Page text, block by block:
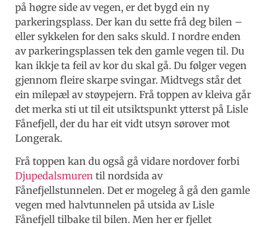
på høgre side av vegen, er det bygd ein ny
parkeringsplass. Der kan du sette frå deg bilen –
eller sykkelen for den saks skuld. I nordre enden
av parkeringsplassen tek den gamle vegen til. Du
kan ikkje ta feil av kor du skal gå. Du følger vegen
gjennom fleire skarpe svingar. Midtvegs står det
ein milepæl av støypejern. Frå toppen av kleiva går
det merka sti ut til eit utsiktspunkt ytterst på Lisle
Fånefjell, der du har eit vidt utsyn sørover mot
Longerak.
Frå toppen kan du også gå vidare nordover forbi
Djupedalsmuren til nordsida av
Fånefjellstunnelen. Det er mogeleg å gå den gamle
vegen med halvtunnelen på utsida av Lisle
Fånefjell tilbake til bilen. Men her er fjellet